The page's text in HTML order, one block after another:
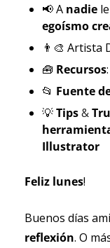
📢 A nadie le
egoísmo
👨‍🎨 Artista
🧰 Recursos
📂 Fuente
💡Tips &
Illustrator
Feliz lunes!
Buenos días
reflexión. O